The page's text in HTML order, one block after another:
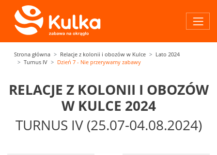
Strona główna Relacje z kolonii i obozów w Kulce
Lato 2024
Turnus IV
Dzień 7 - Nie przerywamy zabawy
RELACJE Z KOLONII I OBOZÓW
W KULCE 2024
TURNUS IV (25.07-04.08.2024)